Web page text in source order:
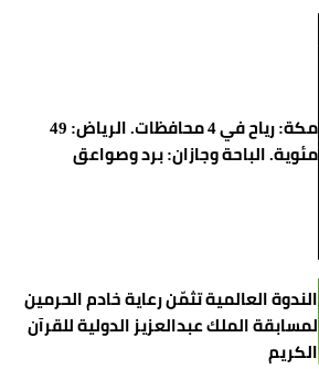
مكة: رياح في 4 محافظات. الرياض: 49
مئوية. الباحة وجازان: برد وصواعق
الندوة العالمية تثمّن رعاية خادم الحرمين
لمسابقة الملك عبدالعزيز الدولية للقرآن
الكريم